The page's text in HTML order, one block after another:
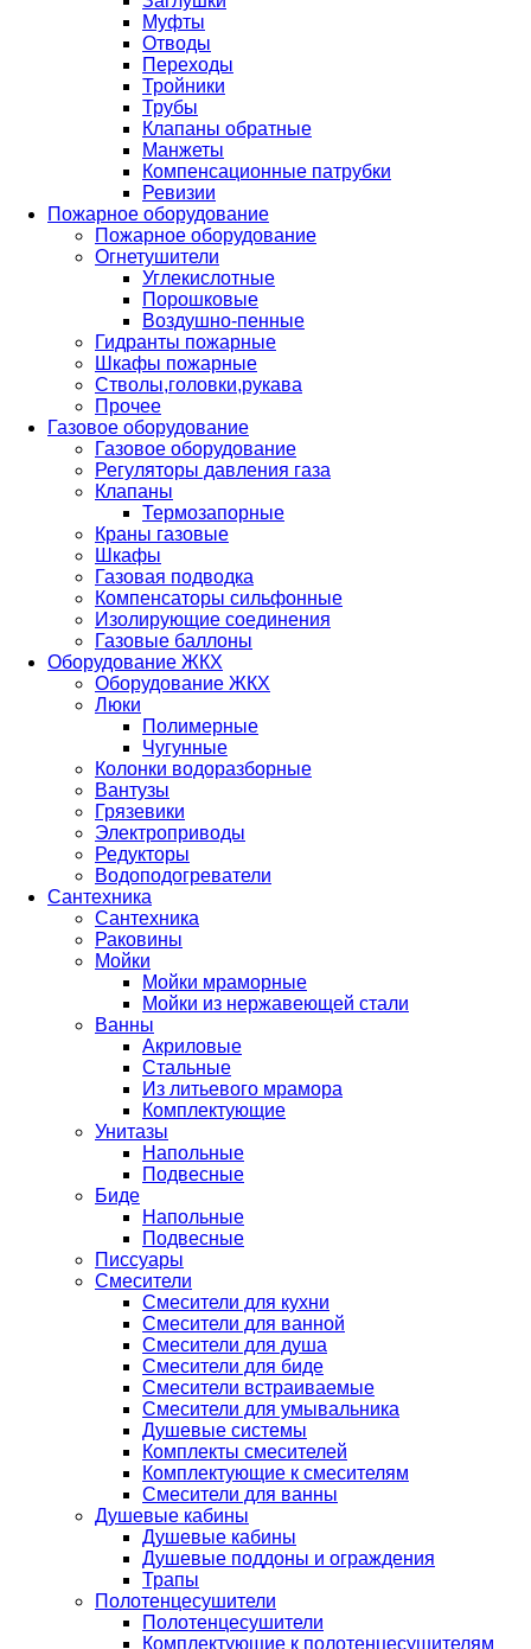
Муфты
Отводы
Переходы
Тройники
Трубы
Клапаны обратные
Манжеты
Компенсационные патрубки
Ревизии
Пожарное оборудование
Пожарное оборудование
Огнетушители
Углекислотные
Порошковые
Воздушно-пенные
Гидранты пожарные
Шкафы пожарные
Стволы,головки,рукава
Прочее
Газовое оборудование
Газовое оборудование
Регуляторы давления газа
Клапаны
Термозапорные
Краны газовые
Шкафы
Газовая подводка
Компенсаторы сильфонные
Изолирующие соединения
Газовые баллоны
Оборудование ЖКХ
Оборудование ЖКХ
Люки
Полимерные
Чугунные
Колонки водоразборные
Вантузы
Грязевики
Электроприводы
Редукторы
Водоподогреватели
Сантехника
Сантехника
Раковины
Мойки
Мойки мраморные
Мойки из нержавеющей стали
Ванны
Акриловые
Стальные
Из литьевого мрамора
Комплектующие
Унитазы
Напольные
Подвесные
Биде
Напольные
Подвесные
Писсуары
Смесители
Смесители для кухни
Смесители для ванной
Смесители для душа
Смесители для биде
Смесители встраиваемые
Смесители для умывальника
Душевые системы
Комплекты смесителей
Комплектующие к смесителям
Смесители для ванны
Душевые кабины
Душевые кабины
Душевые поддоны и ограждения
Трапы
Полотенцесушители
Полотенцесушители
Комплектующие к полотенцесушителям